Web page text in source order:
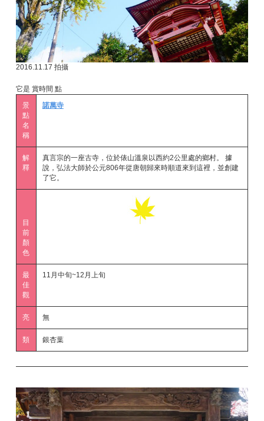
2016.11.17 拍攝
它是 賞時間 點
景
點
名
稱
諾萬寺
解
釋
真言宗的一座古寺，位於俵山溫泉以西約2公里處的鄉村。 據
說，弘法大師於公元806年從唐朝歸來時順道來到這裡，並創建
了它。
目
前
顏
色
最
佳
觀
11月中旬~12月上旬
亮 無
類 銀杏葉